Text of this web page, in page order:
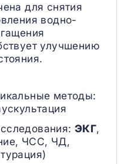
для снятия
водно-
улучшению
методы:
ЭКГ,
ЧСС, ЧД,